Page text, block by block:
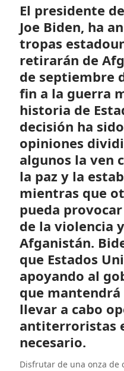
El presidente
Joe Biden, ha
tropas
retirarán de
de septiembre
fin a la guerra
historia de
decisión ha
opiniones
algunos la ven
la paz y la
mientras que
pueda
de la violencia
Afganistán.
que Estados
apoyando al
que mantendrá
llevar a cabo
antiterroristas
necesario.
Disfrutar de una onza de